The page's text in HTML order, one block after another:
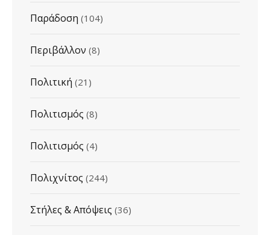
Παράδοση (104)
Περιβάλλον (8)
Πολιτική (21)
Πολιτισμός (8)
Πολιτισμός (4)
Πολιχνίτος (244)
Στήλες & Απόψεις (36)